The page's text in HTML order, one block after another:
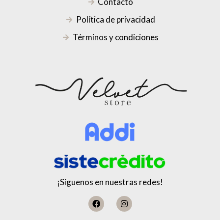
Política de privacidad
Términos y condiciones
¡Síguenos en nuestras redes!